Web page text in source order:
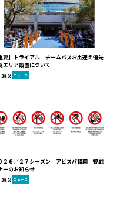
重要】トライアル チームバスお出迎え優先
エリア設置について
ニュース
２６／２７シーズン アビスパ福岡 観戦
ーのお知らせ
ニュース